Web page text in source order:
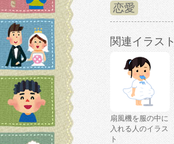
恋愛
関連イラスト
扇風機を服の中に
入れる人のイラス
ト